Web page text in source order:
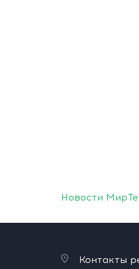
Новости
Контакты